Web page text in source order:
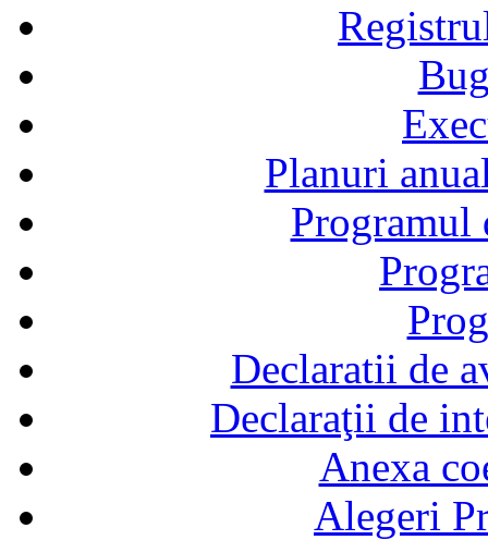
Planuri
Declaratii de
Declaraţii de
Anexa
Alegeri